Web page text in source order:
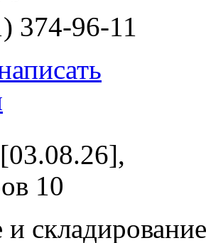
374-96-11
10
складирование